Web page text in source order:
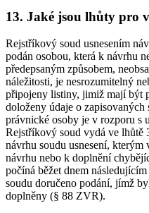
13. Jaké jsou lhůty pro
Rejstříkový soud usnesením
podán osobou, která k návrhu
předepsaným způsobem,
náležitosti, je nesrozumitelný
připojeny listiny, jimiž mají být
doloženy údaje o zapisovaných
právnické osoby je v rozporu s
Rejstříkový soud vydá ve lhůtě
návrhu soudu usnesení,
návrhu nebo k doplnění
počíná běžet dnem
soudu doručeno podání, jímž
doplněny (§ 88 ZVR).